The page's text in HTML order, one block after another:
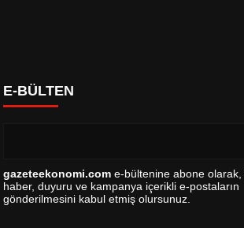
E-BÜLTEN
gazeteekonomi.com e-bültenine abone olarak,
haber, duyuru ve kampanya içerikli e-postaların
gönderilmesini kabul etmiş olursunuz.